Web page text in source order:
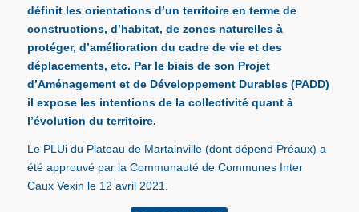
définit les orientations d’un territoire en terme de
constructions, d’habitat, de zones naturelles à
protéger, d’amélioration du cadre de vie et des
déplacements, etc. Par le biais de son Projet
d’Aménagement et de Développement Durables (PADD)
il expose les intentions de la collectivité quant à
l’évolution du territoire.
Le PLUi du Plateau de Martainville (dont dépend Préaux) a
été approuvé par la Communauté de Communes Inter
Caux Vexin le 12 avril 2021.